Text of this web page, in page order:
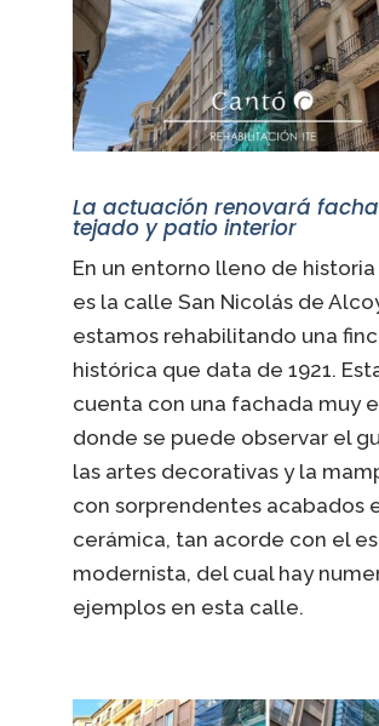
La actuación renovará
tejado y patio interior
En un entorno lleno de
es la calle San Nicolás de
estamos rehabilitando una
histórica que data de 1921.
cuenta con una fachada muy
donde se puede observar el
las artes decorativas y la
con sorprendentes acabados
cerámica, tan acorde con el
modernista, del cual hay
ejemplos en esta calle.